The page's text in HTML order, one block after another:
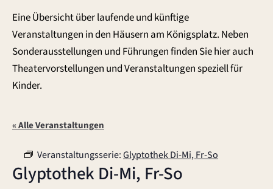
Eine Übersicht über laufende und künftige
Veranstaltungen in den Häusern am Königsplatz. Neben
Sonderausstellungen und Führungen finden Sie hier auch
Theatervorstellungen und Veranstaltungen speziell für
Kinder.
« Alle Veranstaltungen
Veranstaltungsserie:Glyptothek Di-Mi, Fr-So
Glyptothek Di-Mi, Fr-So